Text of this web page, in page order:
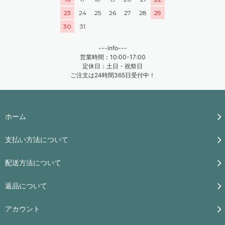
23
24 25 26 27 28
29
30
31
---info---
営業時間：10:00-17:00
定休日：土日・祝祭日
ご注文は24時間365日受付中！
ホーム
支払い方法について
配送方法について
返品について
アカウント